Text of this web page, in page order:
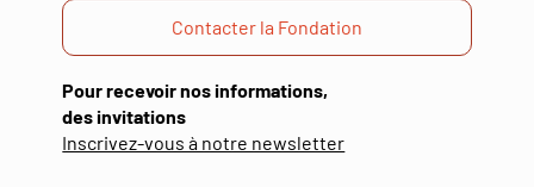
Contacter la Fondation
Pour recevoir nos informations,
des invitations
Inscrivez-vous à notre newsletter(ouverture